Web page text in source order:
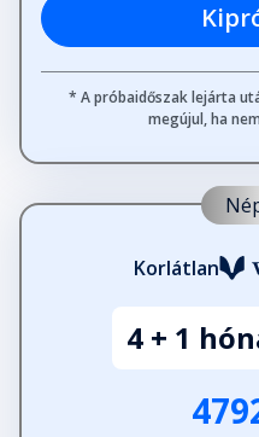
Tollpihe kisasszony
Fejezet hossza: 00:20:29
Az erdei
Fejezet hossza: 00:10:05
Aurelio és a
Fejezet hossza: 00:09:44
* A próbaidőszak lejárta
megújul, ha
Korlátlan
4 + 1